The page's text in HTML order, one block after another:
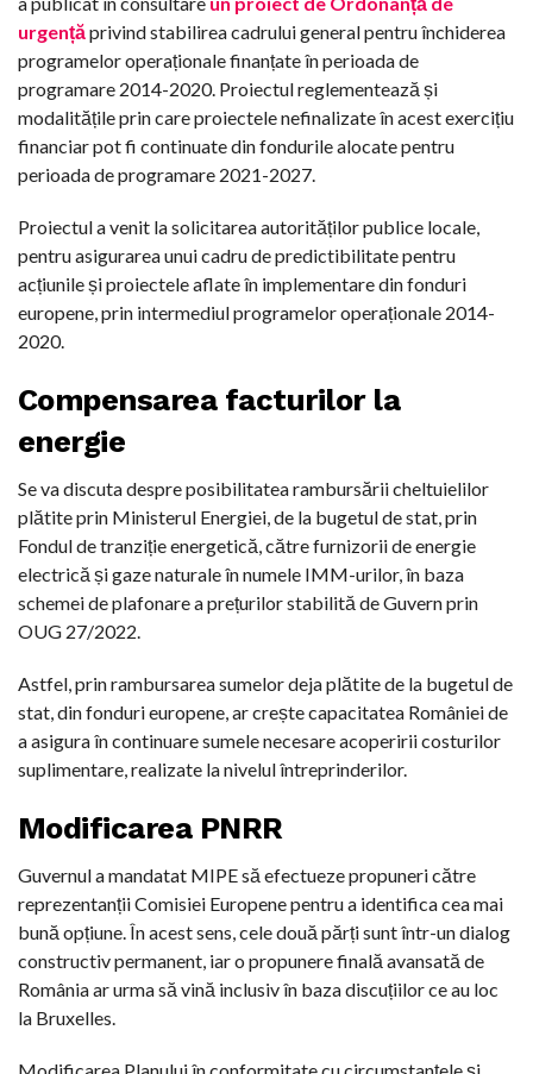
urgență privind stabilirea cadrului general pentru închiderea
programelor operaționale finanțate în perioada de
programare 2014-2020. Proiectul reglementează și
modalitățile prin care proiectele nefinalizate în acest exercițiu
financiar pot fi continuate din fondurile alocate pentru
perioada de programare 2021-2027.
Proiectul a venit la solicitarea autorităților publice locale,
pentru asigurarea unui cadru de predictibilitate pentru
acțiunile și proiectele aflate în implementare din fonduri
europene, prin intermediul programelor operaționale 2014-
2020.
Compensarea facturilor la
energie
Se va discuta despre posibilitatea rambursării cheltuielilor
plătite prin Ministerul Energiei, de la bugetul de stat, prin
Fondul de tranziție energetică, către furnizorii de energie
electrică și gaze naturale în numele IMM-urilor, în baza
schemei de plafonare a prețurilor stabilită de Guvern prin
OUG 27/2022.
Astfel, prin rambursarea sumelor deja plătite de la bugetul de
stat, din fonduri europene, ar crește capacitatea României de
a asigura în continuare sumele necesare acoperirii costurilor
suplimentare, realizate la nivelul întreprinderilor.
Modificarea PNRR
Guvernul a mandatat MIPE să efectueze propuneri către
reprezentanții Comisiei Europene pentru a identifica cea mai
bună opțiune. În acest sens, cele două părți sunt într-un dialog
constructiv permanent, iar o propunere finală avansată de
România ar urma să vină inclusiv în baza discuțiilor ce au loc
la Bruxelles.